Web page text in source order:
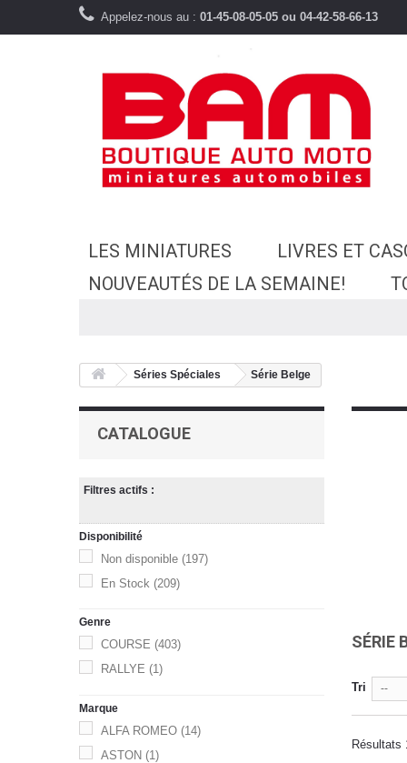
Appelez-nous au : 01-45-08-05-05 ou 04-42-58-66-13
LES MINIATURES LIVRES ET
NOUVEAUTÉS DE LA SEMAINE!
Séries Spéciales Série Belge
CATALOGUE
Filtres actifs :
Disponibilité
Non disponible (197)
En Stock (209)
Genre
COURSE (403)
RALLYE (1)
Marque
ALFA ROMEO (14)
ASTON (1)
SÉRIE
Tri --
Résultats